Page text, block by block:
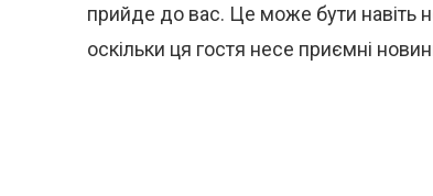
прийде до вас. Це може бути навіть
оскільки ця гостя несе приємні